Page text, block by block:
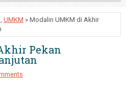
, UMKM » Modalin UMKM di Akhir
Pekan